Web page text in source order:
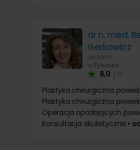
dr n. med.
Gerkowicz
okulista
w Eyemed
8,0 / 10
Plastyka chirurgiczna
Plastyka chirurgiczna
Operacja opadających
Konsultacja okulistyczna •